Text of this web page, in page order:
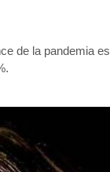
de la pandemia